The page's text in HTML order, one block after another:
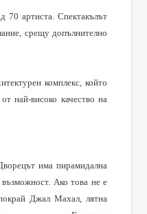
70 артиста. Спектакълът
срещу допълнително
комплекс, който
най-високо качество на
има пирамидална
Ако това не е
Джал Махал, лятна